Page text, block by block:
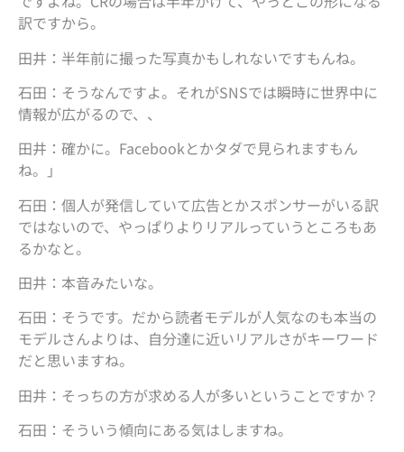
訳ですから。
田井：半年前に撮った写真かもしれないですもんね。
石田：そうなんですよ。それがSNSでは瞬時に世界中に
情報が広がるので、、
田井：確かに。Facebookとかタダで見られますもん
ね。」
石田：個人が発信していて広告とかスポンサーがいる訳
ではないので、やっぱりよりリアルっていうところもあ
るかなと。
田井：本音みたいな。
石田：そうです。だから読者モデルが人気なのも本当の
モデルさんよりは、自分達に近いリアルさがキーワード
だと思いますね。
田井：そっちの方が求める人が多いということですか？
石田：そういう傾向にある気はしますね。